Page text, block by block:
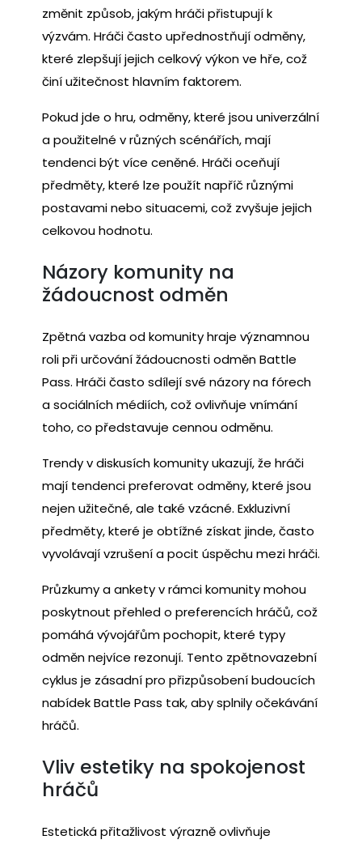
změnit způsob, jakým hráči přistupují k
výzvám. Hráči často upřednostňují odměny,
které zlepšují jejich celkový výkon ve hře, což
činí užitečnost hlavním faktorem.
Pokud jde o hru, odměny, které jsou univerzální
a použitelné v různých scénářích, mají
tendenci být více ceněné. Hráči oceňují
předměty, které lze použít napříč různými
postavami nebo situacemi, což zvyšuje jejich
celkovou hodnotu.
Názory komunity na
žádoucnost odměn
Zpětná vazba od komunity hraje významnou
roli při určování žádoucnosti odměn Battle
Pass. Hráči často sdílejí své názory na fórech
a sociálních médiích, což ovlivňuje vnímání
toho, co představuje cennou odměnu.
Trendy v diskusích komunity ukazují, že hráči
mají tendenci preferovat odměny, které jsou
nejen užitečné, ale také vzácné. Exkluzivní
předměty, které je obtížné získat jinde, často
vyvolávají vzrušení a pocit úspěchu mezi hráči.
Průzkumy a ankety v rámci komunity mohou
poskytnout přehled o preferencích hráčů, což
pomáhá vývojářům pochopit, které typy
odměn nejvíce rezonují. Tento zpětnovazební
cyklus je zásadní pro přizpůsobení budoucích
nabídek Battle Pass tak, aby splnily očekávání
hráčů.
Vliv estetiky na spokojenost
hráčů
Estetická přitažlivost výrazně ovlivňuje